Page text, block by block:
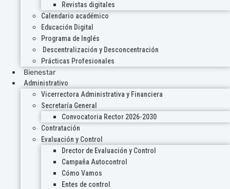
Revistas digitales
Calendario académico
Educación Digital
Programa de Inglés
Descentralización y Desconcentración
Prácticas Profesionales
Bienestar
Administrativo
Vicerrectora Administrativa y Financiera
Secretaría General
Convocatoria Rector 2026-2030
Contratación
Evaluación y Control
Drector de Evaluación y Control
Campaña Autocontrol
Cómo Vamos
Entes de control